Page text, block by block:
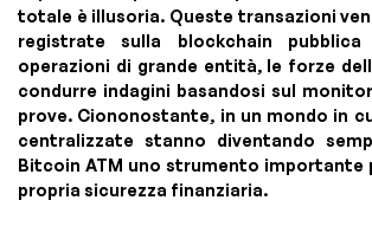
totale è illusoria. Queste transazioni
registrate sulla blockchain
operazioni di grande entità, le forze
condurre indagini basandosi sul
prove. Ciononostante, in un mondo in
centralizzate stanno diventando
Bitcoin ATM uno strumento importante
propria sicurezza finanziaria.